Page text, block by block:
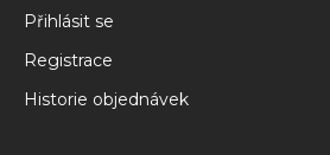
Přihlásit se
Registrace
Historie objednávek